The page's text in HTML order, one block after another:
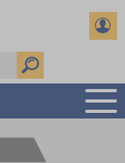
PŘEHLED ŠKOL